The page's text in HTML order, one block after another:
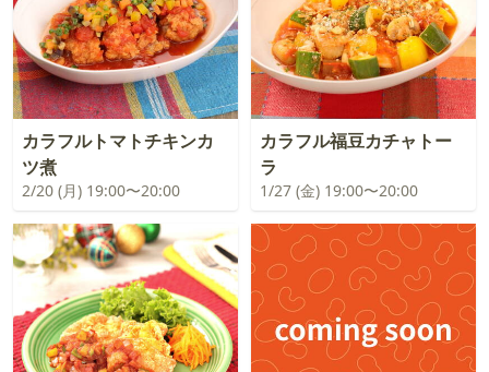
カラフルトマトチキンカ
ツ煮
2/20 (月) 19:00〜20:00
カラフル福豆カチャトー
ラ
1/27 (金) 19:00〜20:00